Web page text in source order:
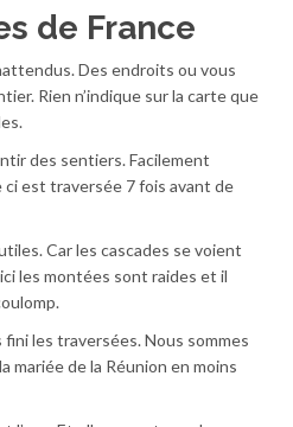
de France
Des endroits ou vous
Rien n’indique sur la carte que
des sentiers. Facilement
ci est traversée 7 fois avant de
Car les cascades se voient
les montées sont raides et il
fini les traversées. Nous sommes
mariée de la Réunion en moins